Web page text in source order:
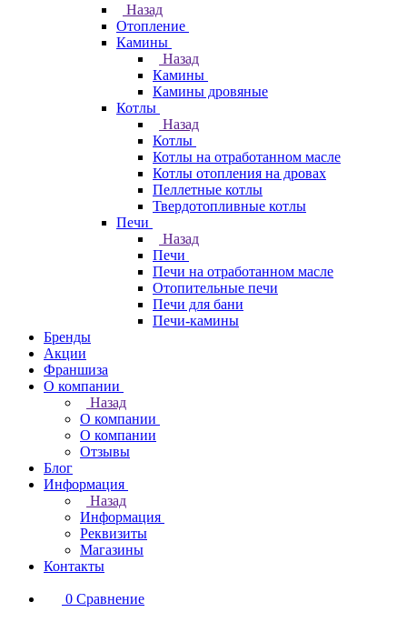
Назад
Отопление
Камины
Назад
Камины
Камины дровяные
Котлы
Назад
Котлы
Котлы на отработанном масле
Котлы отопления на дровах
Пеллетные котлы
Твердотопливные котлы
Печи
Назад
Печи
Печи на отработанном масле
Отопительные печи
Печи для бани
Печи-камины
Бренды
Акции
Франшиза
О компании
Назад
О компании
О компании
Отзывы
Блог
Информация
Назад
Информация
Реквизиты
Магазины
Контакты
0 Сравнение